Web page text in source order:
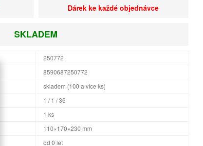
Dárek ke každé objednávce
SKLADEM
250772
8590687250772
skladem (100 a více ks)
1 / 1 / 36
1 ks
110×170×230 mm
od 0 let